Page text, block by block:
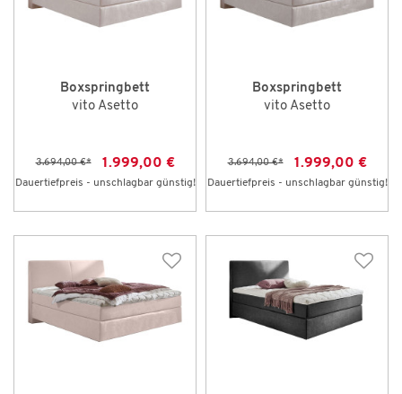
Boxspringbett
vito Asetto
3.694,00 €* 1.999,00 €
Dauertiefpreis - unschlagbar günstig!
Boxspringbett
vito Asetto
3.694,00 €* 1.999,00 €
Dauertiefpreis - unschlagbar günstig!